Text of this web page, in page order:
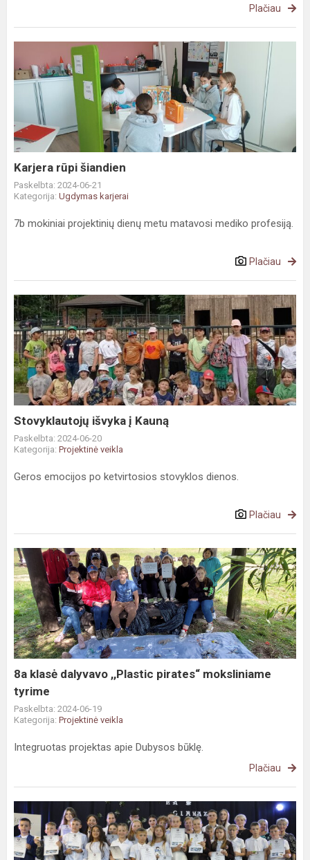
Plačiau
rūpi
šiandien
Karjera rūpi šiandien
Paskelbta: 2024-06-21
Kategorija: Ugdymas karjerai
7b mokiniai projektinių dienų metu matavosi mediko profesiją.
Plačiau
Stovyklautojų
išvyka
į
Kauną
Stovyklautojų išvyka į Kauną
Paskelbta: 2024-06-20
Kategorija: Projektinė veikla
Geros emocijos po ketvirtosios stovyklos dienos.
Plačiau
8a
klasė
dalyvavo
,,Plastic
pirates“
moksliniame
tyrime
8a klasė dalyvavo ,,Plastic pirates“ moksliniame
tyrime
Paskelbta: 2024-06-19
Kategorija: Projektinė veikla
Integruotas projektas apie Dubysos būklę.
Plačiau
Padėkos
vakaras
„La